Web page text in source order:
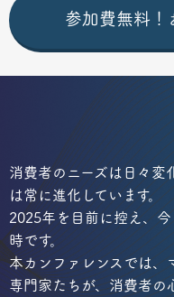
参加費無料！
消費者のニーズは日々変
は常に進化しています。
2025年を目前に控え、
時です。
本カンファレンスでは、
専門家たちが、消費者の